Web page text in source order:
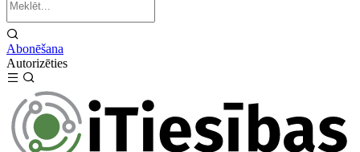
Abonēšana
Autorizēties